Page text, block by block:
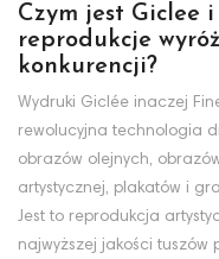
Czym jest Giclee
reprodukcje
konkurencji?
Wydruki Giclée inaczej
rewolucyjna technologia
obrazów olejnych,
artystycznej, plakatów i
Jest to reprodukcja
najwyższej jakości tuszów